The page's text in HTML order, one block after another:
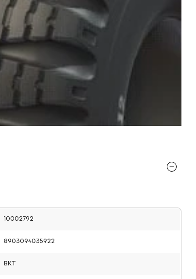
10002792
8903094035922
BKT